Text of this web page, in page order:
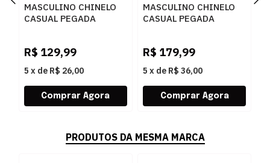
MASCULINO CHINELO
CASUAL PEGADA
R$ 129,99
5 x de R$ 26,00
MASCULINO CHINELO
CASUAL PEGADA
R$ 179,99
5 x de R$ 36,00
PRODUTOS DA MESMA MARCA